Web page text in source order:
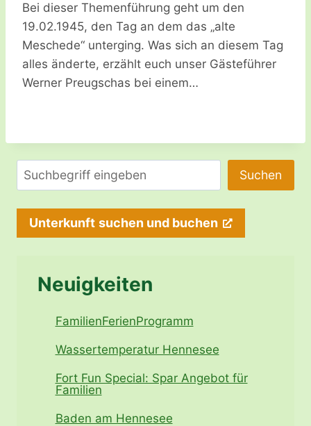
Bei dieser Themenführung geht um den
19.02.1945, den Tag an dem das „alte
Meschede“ unterging. Was sich an diesem Tag
alles änderte, erzählt euch unser Gästeführer
Werner Preugschas bei einem…
Suchen Suchen
Unterkunft suchen und buchen
Neuigkeiten
FamilienFerienProgramm
Wassertemperatur Hennesee
Fort Fun Special: Spar Angebot für
Familien
Baden am Hennesee